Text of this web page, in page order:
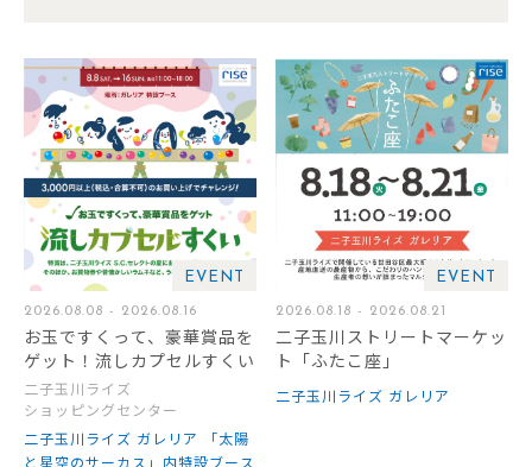
EVENT
2026.08.08 - 2026.08.16
お玉ですくって、豪華賞品を
ゲット！流しカプセルすくい
二子玉川ライズ
ショッピングセンター
二子玉川ライズ ガレリア 「太陽
と星空のサーカス」内特設ブース
EVENT
2026.08.18 - 2026.08.21
二子玉川ストリートマーケッ
ト「ふたこ座」
二子玉川ライズ ガレリア